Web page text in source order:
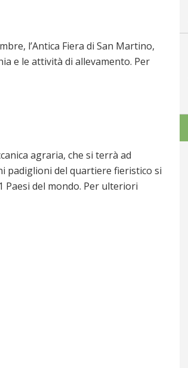
l’Antica Fiera di San Martino,
e le attività di allevamento. Per
agraria, che si terrà ad
padiglioni del quartiere fieristico si
del mondo. Per ulteriori